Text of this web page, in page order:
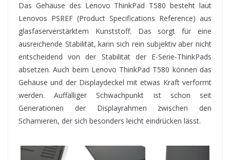
Das Gehäuse des Lenovo ThinkPad T580 besteht laut
Lenovos PSREF (Product Specifications Reference) aus
glasfaserverstärktem Kunststoff. Das sorgt für eine
ausreichende Stabilität, kann sich rein subjektiv aber nicht
entscheidend von der Stabilität der E-Serie-ThinkPads
absetzen. Auch beim Lenovo ThinkPad T580 können das
Gehäuse und der Displaydeckel mit etwas Kraft verformt
werden. Auffälliger Schwachpunkt ist schon seit
Generationen der Displayrahmen zwischen den
Scharnieren, der sich besonders leicht eindrücken lässt.